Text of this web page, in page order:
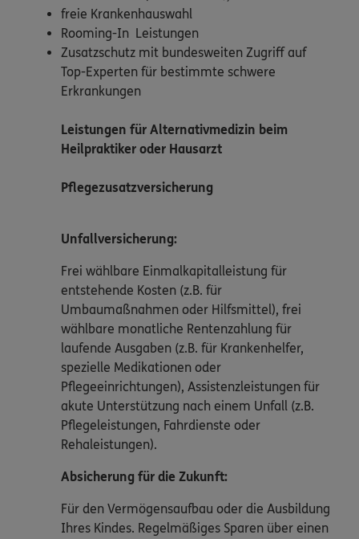
freie Krankenhauswahl
Rooming-In Leistungen
Zusatzschutz mit bundesweiten Zugriff auf
Top-Experten für bestimmte schwere
Erkrankungen
Leistungen für Alternativmedizin beim
Heilpraktiker oder Hausarzt
Pflegezusatzversicherung
Unfallversicherung:
Frei wählbare Einmalkapitalleistung für
entstehende Kosten (z.B. für
Umbaumaßnahmen oder Hilfsmittel), frei
wählbare monatliche Rentenzahlung für
laufende Ausgaben (z.B. für Krankenhelfer,
spezielle Medikationen oder
Pflegeeinrichtungen), Assistenzleistungen für
akute Unterstützung nach einem Unfall (z.B.
Pflegeleistungen, Fahrdienste oder
Rehaleistungen).
Absicherung für die Zukunft:
Für den Vermögensaufbau oder die Ausbildung
Ihres Kindes. Regelmäßiges Sparen über einen